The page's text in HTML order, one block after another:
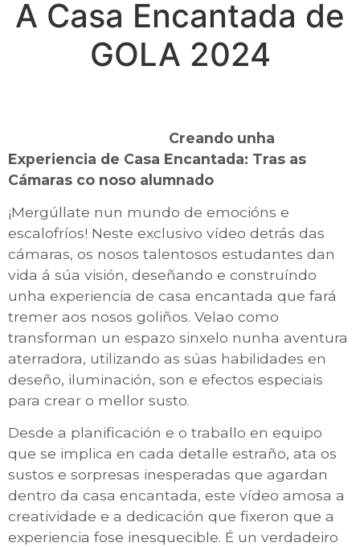
A Casa Encantada de
GOLA 2024
Creando unha
Experiencia de Casa Encantada: Tras as
Cámaras co noso alumnado
¡Mergúllate nun mundo de emocións e
escalofríos! Neste exclusivo vídeo detrás das
cámaras, os nosos talentosos estudantes dan
vida á súa visión, deseñando e construíndo
unha experiencia de casa encantada que fará
tremer aos nosos goliños. Velao como
transforman un espazo sinxelo nunha aventura
aterradora, utilizando as súas habilidades en
deseño, iluminación, son e efectos especiais
para crear o mellor susto.
Desde a planificación e o traballo en equipo
que se implica en cada detalle estraño, ata os
sustos e sorpresas inesperadas que agardan
dentro da casa encantada, este vídeo amosa a
creatividade e a dedicación que fixeron que a
experiencia fose inesquecible. É un verdadeiro